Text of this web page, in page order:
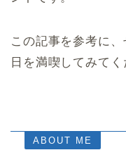
この記事を参考に
日を満喫してみてく
ABOUT ME